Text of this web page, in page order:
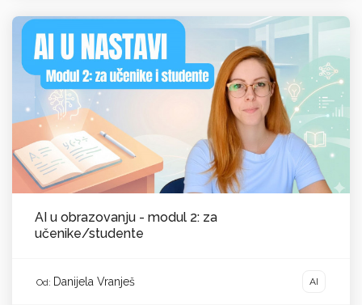
AI u obrazovanju - modul 2: za
učenike/studente
Od: Danijela Vranješ AI